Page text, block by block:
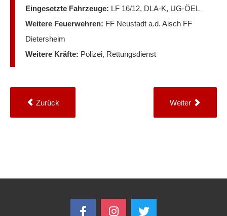
Eingesetzte Fahrzeuge: LF 16/12, DLA-K, UG-ÖEL
Weitere Feuerwehren: FF Neustadt a.d. Aisch FF
Dietersheim
Weitere Kräfte: Polizei, Rettungsdienst
Zurück Weiter